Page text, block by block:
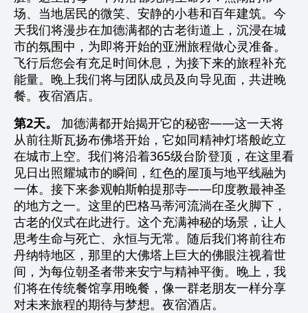
场、当地居民的微笑、安静的小巷和百年建筑。今
天我们将漫步在加德满都的古老街道上，沉浸在城
市的氛围中，为即将开始的亚洲旅程做心灵准备。
飞行后您会有充足时间休息，为接下来的旅程补充
能量。晚上我们将与团队成员及向导见面，共进晚
餐。夜宿酒店。
第2天。
加德满都开始揭开它的秘密——这一天将
从前往斯瓦扬布佛塔开始，它如同精神灯塔般屹立
在城市上空。我们将沿着365级台阶登顶，在这里看
见日出照耀城市的瞬间，红色的屋顶与地平线融为
一体。接下来参观帕斯帕提那寺——印度教最神圣
的地方之一。这里的巴格马蒂河流淌在圣火脚下，
古老的仪式在此进行。这个充满神秘的场景，让人
思考生命与死亡、永恒与无常。随后我们将前往布
丹纳特地区，那里的大佛塔上巨大的佛眼注视着世
间，为每位朝圣者带来安宁与精神平衡。晚上，我
们将在传统餐馆享用晚餐，像一群老朋友一样分享
对未来旅程的期待与梦想。夜宿酒店。